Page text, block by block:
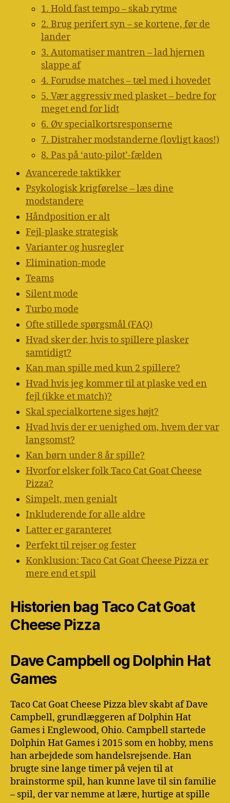
1. Hold fast tempo – skab rytme
2. Brug perifert syn – se kortene, før de
lander
3. Automatiser mantren – lad hjernen
slappe af
4. Forudse matches – tæl med i hovedet
5. Vær aggressiv med plasket – bedre for
meget end for lidt
6. Øv specialkortsresponserne
7. Distraher modstanderne (lovligt kaos!)
8. Pas på ‘auto-pilot’-fælden
Avancerede taktikker
Psykologisk krigførelse – læs dine
modstandere
Håndposition er alt
Fejl-plaske strategisk
Varianter og husregler
Elimination-mode
Teams
Silent mode
Turbo mode
Ofte stillede spørgsmål (FAQ)
Hvad sker der, hvis to spillere plasker
samtidigt?
Kan man spille med kun 2 spillere?
Hvad hvis jeg kommer til at plaske ved en
fejl (ikke et match)?
Skal specialkortene siges højt?
Hvad hvis der er uenighed om, hvem der var
langsomst?
Kan børn under 8 år spille?
Hvorfor elsker folk Taco Cat Goat Cheese
Pizza?
Simpelt, men genialt
Inkluderende for alle aldre
Latter er garanteret
Perfekt til rejser og fester
Konklusion: Taco Cat Goat Cheese Pizza er
mere end et spil
Historien bag Taco Cat Goat
Cheese Pizza
Dave Campbell og Dolphin Hat
Games
Taco Cat Goat Cheese Pizza blev skabt af Dave
Campbell, grundlæggeren af Dolphin Hat
Games i Englewood, Ohio. Campbell startede
Dolphin Hat Games i 2015 som en hobby, mens
han arbejdede som handelsrejsende. Han
brugte sine lange timer på vejen til at
brainstorme spil, han kunne lave til sin familie
– spil, der var nemme at lære, hurtige at spille